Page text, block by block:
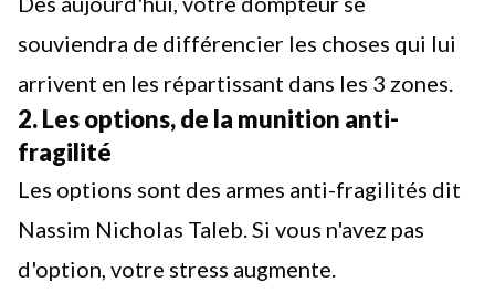
souviendra de différencier les choses qui lui
arrivent en les répartissant dans les 3 zones.
2. Les options, de la munition anti-
fragilité
Les options sont des armes anti-fragilités dit
Nassim Nicholas Taleb. Si vous n'avez pas
d'option, votre stress augmente.